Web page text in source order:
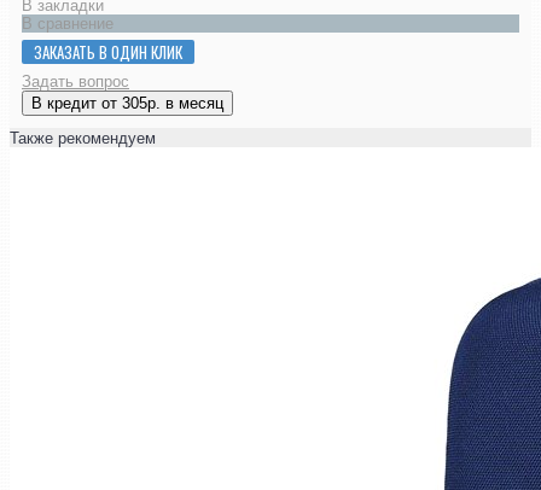
В закладки
В сравнение
ЗАКАЗАТЬ В ОДИН КЛИК
Задать вопрос
В кредит от 305р. в месяц
Также рекомендуем